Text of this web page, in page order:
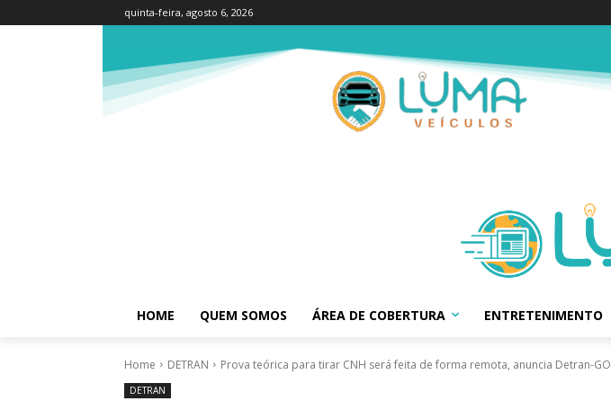
quinta-feira, agosto 6, 2026
HOME QUEM SOMOS ÁREA DE COBERTURA ENTRETENIMENTO
Home DETRAN Prova teórica para tirar CNH será feita de forma remota, anuncia Detran-GO
DETRAN